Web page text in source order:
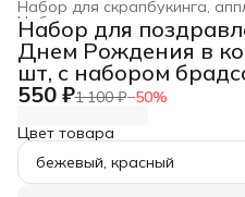
Набор для скрапбукинга,
Набор для рукоделия,
Хобби и
Главная ›
Набор для
Днем Рождения в
шт, с набором
550 ₽1 100 ₽−50%
Цвет товара
бежевый, красный